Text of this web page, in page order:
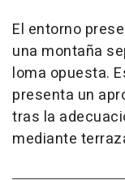
El entorno
una montaña
loma opuesta.
presenta un
tras la
mediante